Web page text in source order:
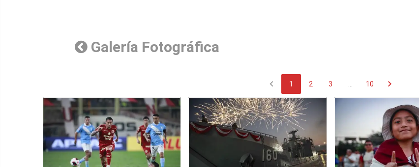
Galería Fotográfica
chevron_left 1 2 3 10 chevron_right